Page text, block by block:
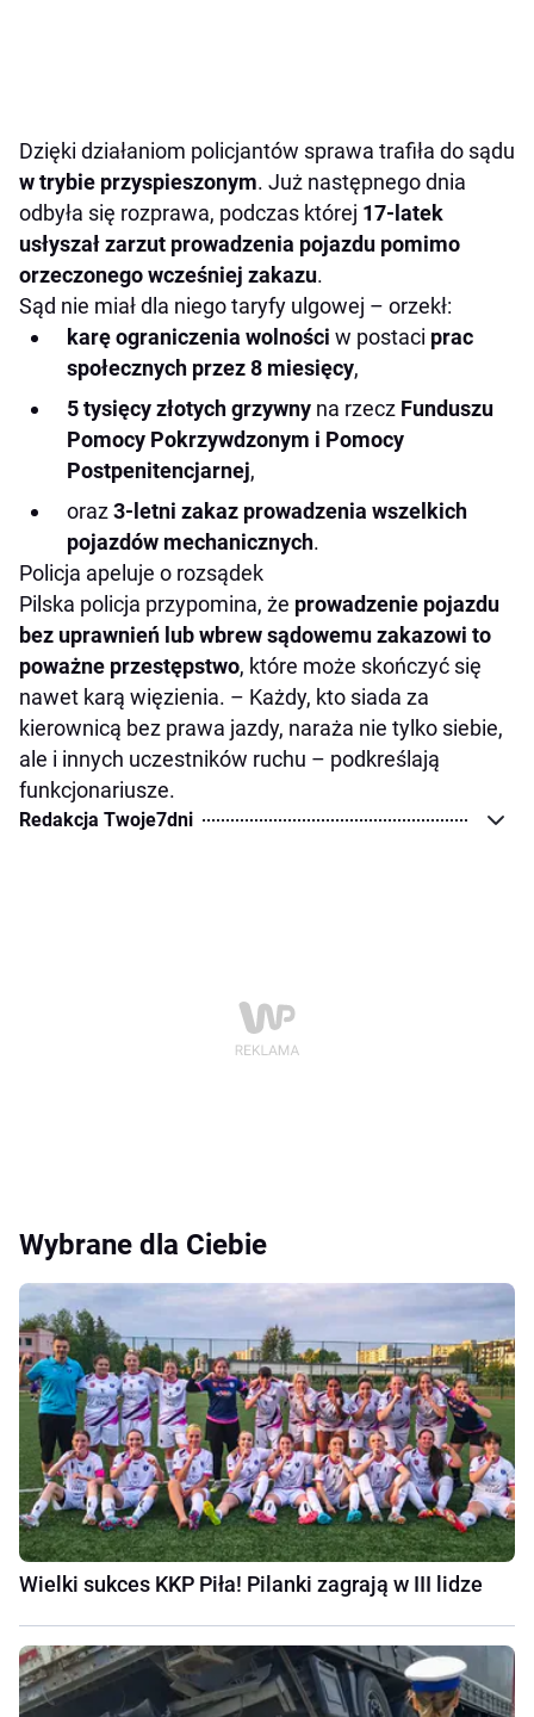
Dzięki działaniom policjantów sprawa trafiła do sądu
w trybie przyspieszonym. Już następnego dnia
odbyła się rozprawa, podczas której 17-latek
usłyszał zarzut prowadzenia pojazdu pomimo
orzeczonego wcześniej zakazu.
Sąd nie miał dla niego taryfy ulgowej – orzekł:
karę ograniczenia wolności w postaci prac
społecznych przez 8 miesięcy,
5 tysięcy złotych grzywny na rzecz Funduszu
Pomocy Pokrzywdzonym i Pomocy
Postpenitencjarnej,
oraz3-letni zakaz prowadzenia wszelkich
pojazdów mechanicznych.
Policja apeluje o rozsądek
Pilska policja przypomina, że prowadzenie pojazdu
bez uprawnień lub wbrew sądowemu zakazowi to
poważne przestępstwo, które może skończyć się
nawet karą więzienia. – Każdy, kto siada za
kierownicą bez prawa jazdy, naraża nie tylko siebie,
ale i innych uczestników ruchu – podkreślają
funkcjonariusze.
Redakcja Twoje7dni
Wybrane dla Ciebie
Wielki sukces KKP Piła! Pilanki zagrają w III lidze